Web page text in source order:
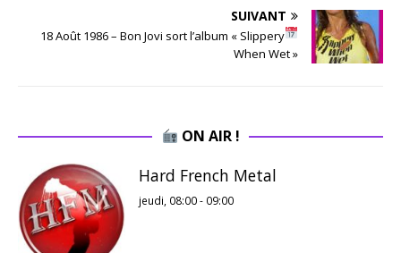
SUIVANT
18 Août 1986 – Bon Jovi sort l’album « Slippery
When Wet »
ON AIR !
Hard French Metal
jeudi, 08:00- 09:00